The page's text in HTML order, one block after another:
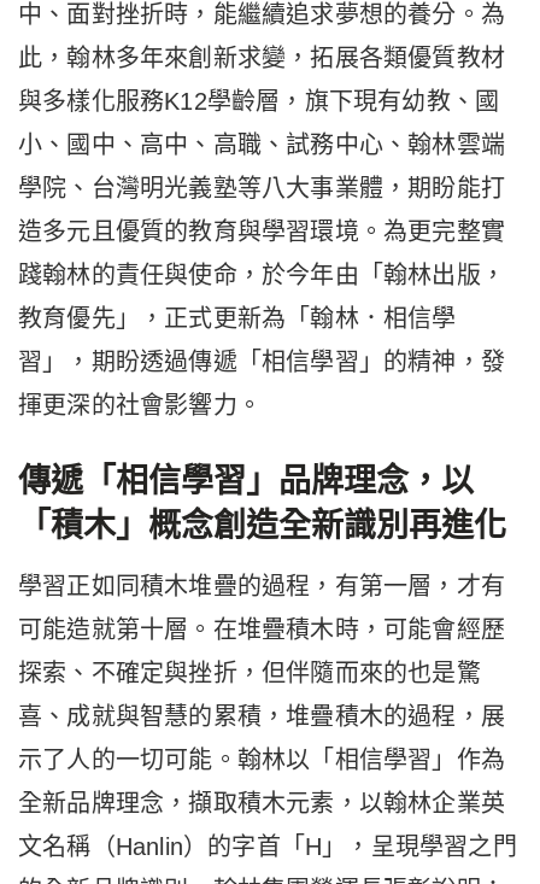
中、面對挫折時，能繼續追求夢想的養分。為
此，翰林多年來創新求變，拓展各類優質教材
與多樣化服務K12學齡層，旗下現有幼教、國
小、國中、高中、高職、試務中心、翰林雲端
學院、台灣明光義塾等八大事業體，期盼能打
造多元且優質的教育與學習環境。為更完整實
踐翰林的責任與使命，於今年由「翰林出版，
教育優先」，正式更新為「翰林．相信學
習」，期盼透過傳遞「相信學習」的精神，發
揮更深的社會影響力。
傳遞「相信學習」品牌理念，以
「積木」概念創造全新識別再進化
學習正如同積木堆疊的過程，有第一層，才有
可能造就第十層。在堆疊積木時，可能會經歷
探索、不確定與挫折，但伴隨而來的也是驚
喜、成就與智慧的累積，堆疊積木的過程，展
示了人的一切可能。翰林以「相信學習」作為
全新品牌理念，擷取積木元素，以翰林企業英
文名稱（Hanlin）的字首「H」，呈現學習之門